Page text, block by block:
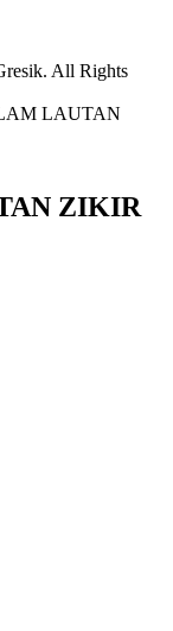
All Rights
LAUTAN
ZIKIR